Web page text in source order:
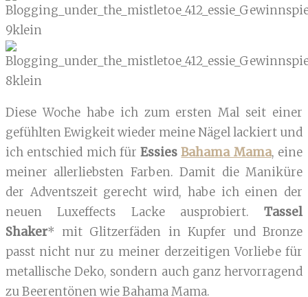
Diese Woche habe ich zum ersten Mal seit einer
gefühlten Ewigkeit wieder meine Nägel lackiert und
ich entschied mich fürEssies Bahama Mama, eine
meiner allerliebsten Farben. Damit die Maniküre
der Adventszeit gerecht wird, habe ich einen der
neuen Luxeffects Lacke ausprobiert. Tassel
Shaker* mit Glitzerfäden in Kupfer und Bronze
passt nicht nur zu meiner derzeitigen Vorliebe für
metallische Deko, sondern auch ganz hervorragend
zu Beerentönen wie Bahama Mama.